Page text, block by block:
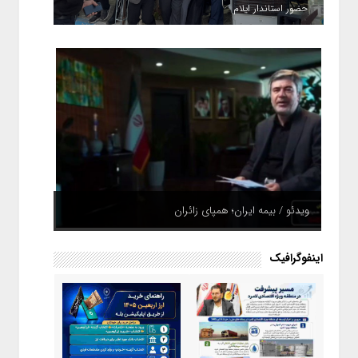
حضور استاندار ایلام
ویدئو / بیمه ایران؛ همپای زائران
اینفوگرافیک